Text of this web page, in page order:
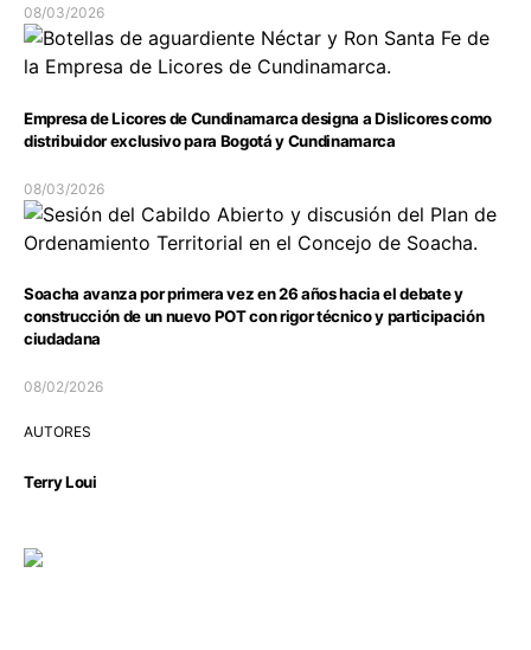
08/03/2026
Empresa de Licores de Cundinamarca designa a Dislicores como
distribuidor exclusivo para Bogotá y Cundinamarca
08/03/2026
Soacha avanza por primera vez en 26 años hacia el debate y
construcción de un nuevo POT con rigor técnico y participación
ciudadana
08/02/2026
AUTORES
Terry Loui